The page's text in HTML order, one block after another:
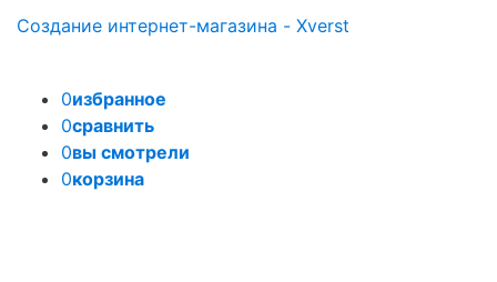
Создание интернет-магазина - Xverst
0избранное
0сравнить
0вы смотрели
0корзина